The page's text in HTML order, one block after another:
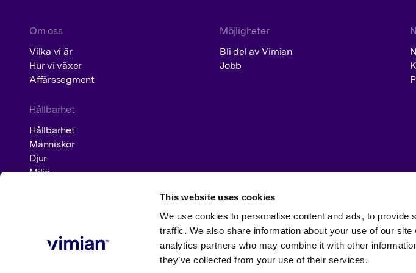
This website uses cookies
We use cookies to personalise content and ads, to provide
traffic. We also share information about your use of our
analytics partners who may combine it with other
they’ve collected from your use of their services.
Nyhetsrum
Investerare
Om oss
Vilka vi är
Hur vi växer
Affärssegment
Möjligheter
Bli del av Vimian
Jobb
Hållbarhet
Hållbarhet
Människor
Djur
Miljö
© Vimian. All rights reserved Legal noticePrivacy policyCookie PolicyVisselblåsningSharing of Personal DataPolicies